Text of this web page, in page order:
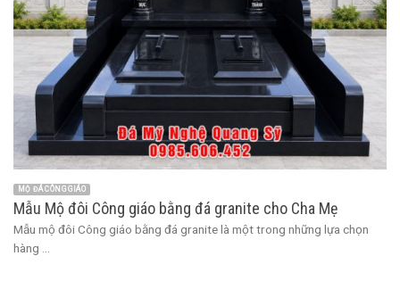
MỘ ĐÁ CÔNG GIÁO
Mẫu Mộ đôi Công giáo bằng đá granite cho Cha Mẹ
Mẫu mộ đôi Công giáo bằng đá granite là một trong những lựa chọn
hàng ...